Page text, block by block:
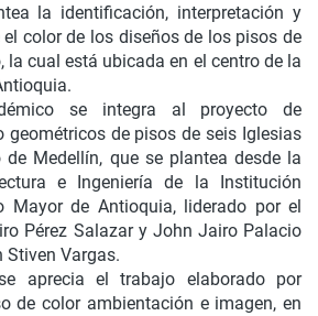
la identificación, interpretación y
color de los diseños de los pisos de
la cual está ubicada en el centro de la
se integra al proyecto de
geométricos de pisos de seis Iglesias
de Medellín, que se plantea desde la
e Ingeniería de la Institución
Mayor de Antioquia, liderado por el
Pérez Salazar y John Jairo Palacio
Stiven Vargas.
aprecia el trabajo elaborado por
de color ambientación e imagen, en